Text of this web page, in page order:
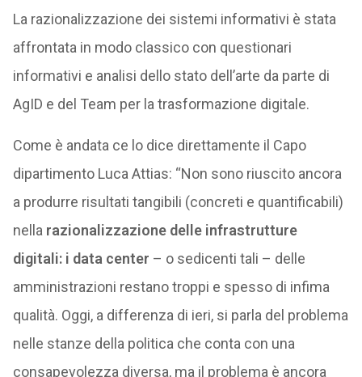
La razionalizzazione dei sistemi informativi è stata
affrontata in modo classico con questionari
informativi e analisi dello stato dell’arte da parte di
AgID e del Team per la trasformazione digitale.
Come è andata ce lo dice direttamente il Capo
dipartimento Luca Attias: “Non sono riuscito ancora
a produrre risultati tangibili (concreti e quantificabili)
nella razionalizzazione delle infrastrutture
digitali: i data center – o sedicenti tali – delle
amministrazioni restano troppi e spesso di infima
qualità. Oggi, a differenza di ieri, si parla del problema
nelle stanze della politica che conta con una
consapevolezza diversa, ma il problema è ancora